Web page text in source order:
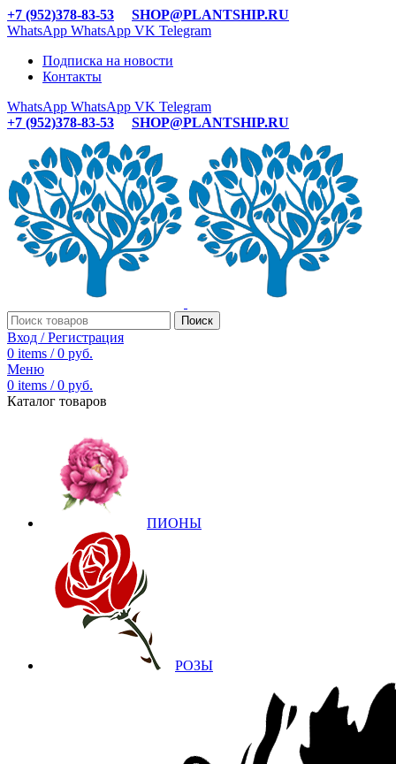
+7 (952)378-83-53
SHOP@PLANTSHIP.RU
WhatsApp WhatsApp VK Telegram
Подписка на новости
Контакты
WhatsApp WhatsApp VK Telegram
+7 (952)378-83-53
SHOP@PLANTSHIP.RU
Поиск
Вход / Регистрация
0 items / 0 руб.
Меню
0 items / 0 руб.
Каталог товаров
ПИОНЫ
РОЗЫ